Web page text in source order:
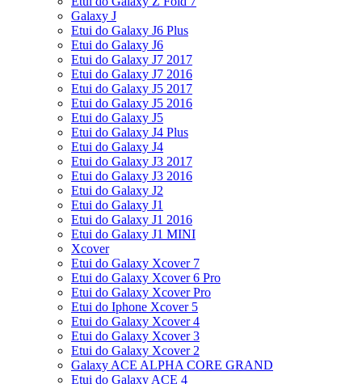
Galaxy J
Etui do Galaxy J6 Plus
Etui do Galaxy J6
Etui do Galaxy J7 2017
Etui do Galaxy J7 2016
Etui do Galaxy J5 2017
Etui do Galaxy J5 2016
Etui do Galaxy J5
Etui do Galaxy J4 Plus
Etui do Galaxy J4
Etui do Galaxy J3 2017
Etui do Galaxy J3 2016
Etui do Galaxy J2
Etui do Galaxy J1
Etui do Galaxy J1 2016
Etui do Galaxy J1 MINI
Xcover
Etui do Galaxy Xcover 7
Etui do Galaxy Xcover 6 Pro
Etui do Galaxy Xcover Pro
Etui do Iphone Xcover 5
Etui do Galaxy Xcover 4
Etui do Galaxy Xcover 3
Etui do Galaxy Xcover 2
Galaxy ACE ALPHA CORE GRAND
Etui do Galaxy ACE 4